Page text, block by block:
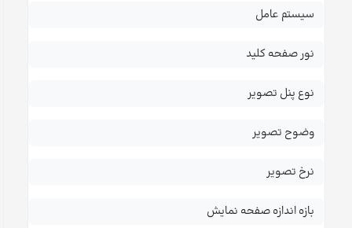
سیستم عامل
نور صفحه کلید
نوع پنل تصویر
وضوح تصویر
نرخ تصویر
بازه اندازه صفحه نمایش